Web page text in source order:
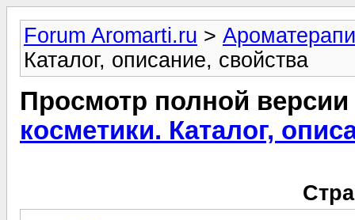
Forum Aromarti.ru >
Каталог, описание, свойства
Просмотр полной
косметики. Каталог,